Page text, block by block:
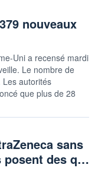
nouveaux
Uni a recensé mardi
Le nombre de
Les autorités
que plus de 28
sans
posent des q…